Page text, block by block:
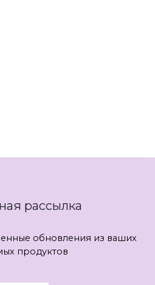
рассылка
обновления из ваших
продуктов